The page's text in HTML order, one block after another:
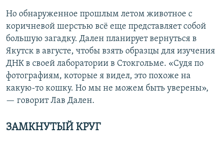
Но обнаруженное прошлым летом животное с
коричневой шерстью всё еще представляет собой
большую загадку. Дален планирует вернуться в
Якутск в августе, чтобы взять образцы для изучения
ДНК в своей лаборатории в Стокгольме. «Судя по
фотографиям, которые я видел, это похоже на
какую-то кошку. Но мы не можем быть уверены»,
— говорит Лав Дален.
ЗАМКНУТЫЙ КРУГ